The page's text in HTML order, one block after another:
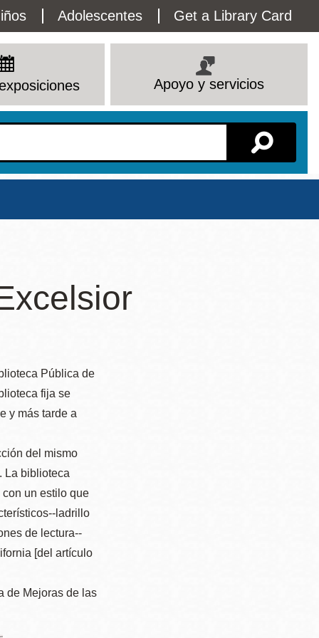
Adolescentes Get a Library Card
Apoyo y servicios
Ver todas
Pública de
fija se
y más tarde a
del mismo
La biblioteca
un estilo que
ladrillo
de lectura--
[del artículo
de Mejoras de las